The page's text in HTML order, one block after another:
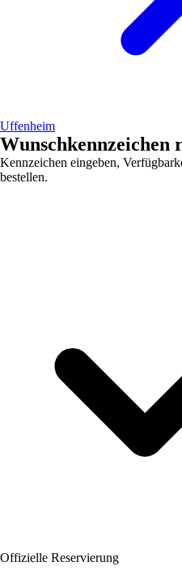
Uffenheim
Wunschkennzeichen
Kennzeichen eingeben,
bestellen.
Offizielle Reservierung